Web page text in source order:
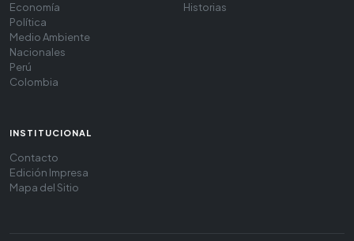
Economía
Política
Medio Ambiente
Nacionales
Perú
Colombia
Historias
INSTITUCIONAL
Contacto
Edición Impresa
Mapa del Sitio